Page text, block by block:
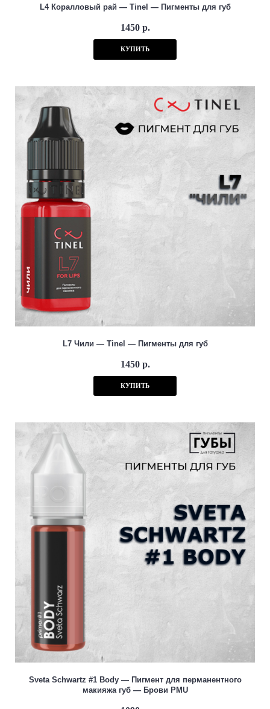
L4 Коралловый рай — Tinel — Пигменты для губ
1450 р.
КУПИТЬ
L7 Чили — Tinel — Пигменты для губ
1450 р.
КУПИТЬ
Sveta Schwartz #1 Body — Пигмент для перманентного
макияжа губ — Брови PMU